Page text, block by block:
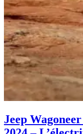
Jeep